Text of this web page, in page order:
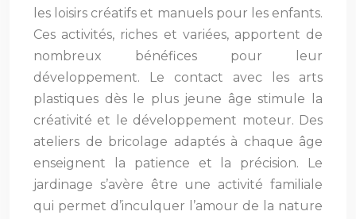
les loisirs créatifs et manuels pour les enfants.
Ces activités, riches et variées, apportent de
nombreux bénéfices pour leur
développement. Le contact avec les arts
plastiques dès le plus jeune âge stimule la
créativité et le développement moteur. Des
ateliers de bricolage adaptés à chaque âge
enseignent la patience et la précision. Le
jardinage s’avère être une activité familiale
qui permet d’inculquer l’amour de la nature